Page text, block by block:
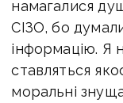
намагалися
СІЗО, бо
інформацію. Я
ставляться
моральні